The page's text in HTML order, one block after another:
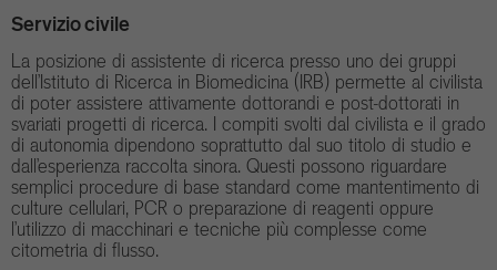
Servizio civile
La posizione di assistente di ricerca presso uno dei gruppi
dell’Istituto di Ricerca in Biomedicina (IRB) permette al civilista
di poter assistere attivamente dottorandi e post-dottorati in
svariati progetti di ricerca. I compiti svolti dal civilista e il grado
di autonomia dipendono soprattutto dal suo titolo di studio e
dall’esperienza raccolta sinora. Questi possono riguardare
semplici procedure di base standard come mantentimento di
culture cellulari, PCR o preparazione di reagenti oppure
l’utilizzo di macchinari e tecniche più complesse come
citometria di flusso.